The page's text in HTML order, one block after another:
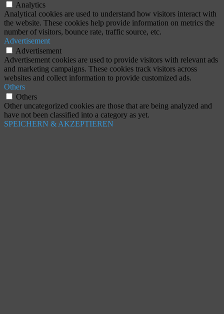
Analytics
Analytical cookies are used to understand how visitors interact with
the website. These cookies help provide information on metrics the
number of visitors, bounce rate, traffic source, etc.
Advertisement
Advertisement
Advertisement cookies are used to provide visitors with relevant ads
and marketing campaigns. These cookies track visitors across
websites and collect information to provide customized ads.
Others
Others
Other uncategorized cookies are those that are being analyzed and
have not been classified into a category as yet.
SPEICHERN & AKZEPTIEREN